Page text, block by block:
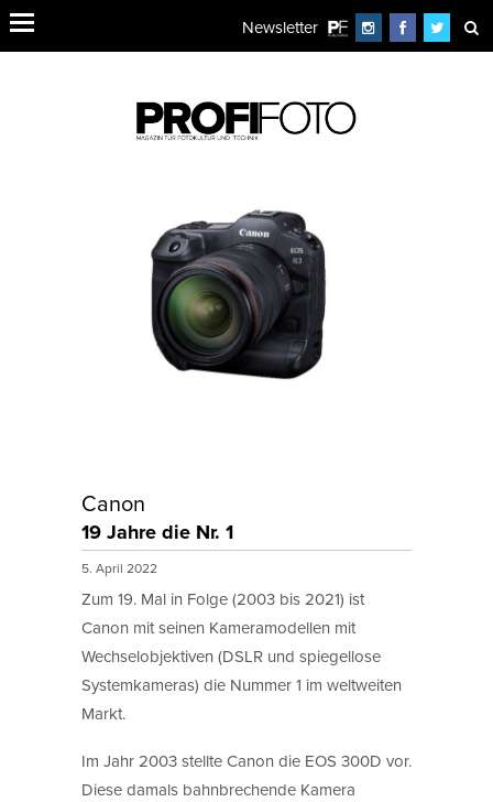
Newsletter
Canon
19 Jahre die Nr. 1
5. April 2022
Zum 19. Mal in Folge (2003 bis 2021) ist
Canon mit seinen Kameramodellen mit
Wechselobjektiven (DSLR und spiegellose
Systemkameras) die Nummer 1 im weltweiten
Markt.
Im Jahr 2003 stellte Canon die EOS 300D vor.
Diese damals bahnbrechende Kamera